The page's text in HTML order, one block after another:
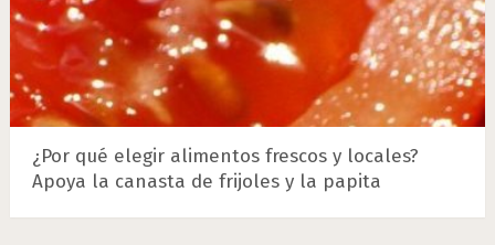
¿Por qué elegir alimentos frescos y locales?
Apoya la canasta de frijoles y la papita